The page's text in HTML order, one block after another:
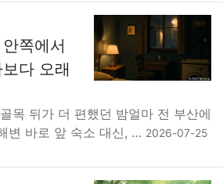
쪽에서
다 오래
목 뒤가 더 편했던 밤얼마 전 부산에
변 바로 앞 숙소 대신, … 2026-07-25